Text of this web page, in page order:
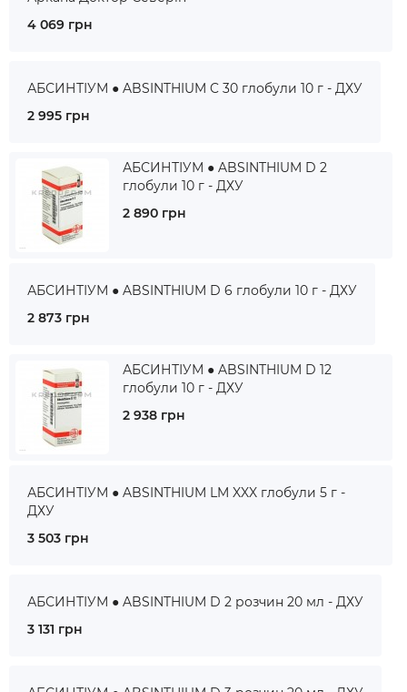
4 069 грн
АБСИНТІУМ ● ABSINTHIUM C 30 глобули 10 г - ДХУ
2 995 грн
АБСИНТІУМ ● ABSINTHIUM D 2
глобули 10 г - ДХУ
2 890 грн
АБСИНТІУМ ● ABSINTHIUM D 6 глобули 10 г - ДХУ
2 873 грн
АБСИНТІУМ ● ABSINTHIUM D 12
глобули 10 г - ДХУ
2 938 грн
АБСИНТІУМ ● ABSINTHIUM LM XXX глобули 5 г -
ДХУ
3 503 грн
АБСИНТІУМ ● ABSINTHIUM D 2 розчин 20 мл - ДХУ
3 131 грн